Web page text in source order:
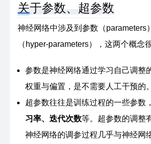
(0...9) into a
    e
= np.zeros((10, 1))
    e
[j] = 1.0
关于参数、超参数
神经网络中涉及到参数（parameters
（hyper-parameters），这两个概念
参数是神经网络通过学习自己调整
权重与偏置，是不需要人工干预的。
超参数往往是训练过程的一些参数
习率、迭代次数等。超参数的调整
神经网络的调参过程几乎与神经网